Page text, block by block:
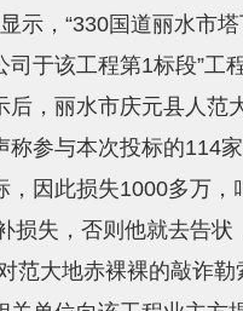
示，“330国道丽水市
司于该工程第1标段”工
后，丽水市庆元县人范
称参与本次投标的114
，因此损失1000多万
损失，否则他就去告
范大地赤裸裸的敲诈